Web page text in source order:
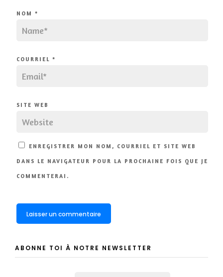
NOM *
COURRIEL *
SITE WEB
ENREGISTRER MON NOM, COURRIEL ET SITE WEB
DANS LE NAVIGATEUR POUR LA PROCHAINE FOIS QUE JE
COMMENTERAI.
ABONNE TOI À NOTRE NEWSLETTER